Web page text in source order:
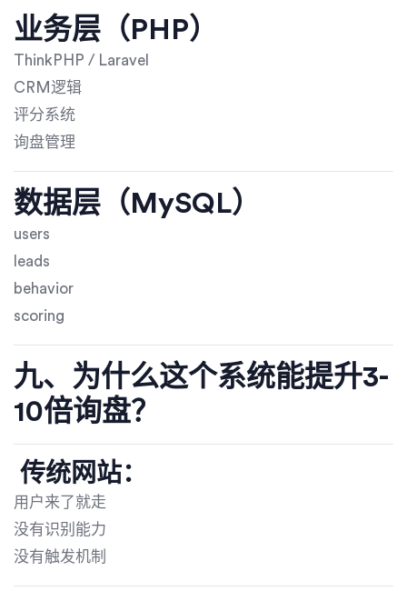
业务层（PHP）
ThinkPHP / Laravel
CRM逻辑
评分系统
询盘管理
数据层（MySQL）
users
leads
behavior
scoring
九、为什么这个系统能提升3-
10倍询盘？
传统网站：
用户来了就走
没有识别能力
没有触发机制